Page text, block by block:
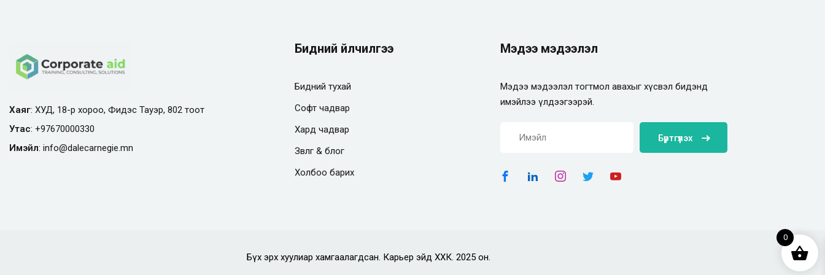
Хаяг: ХУД, 18-р хороо, Фидэс Тауэр, 802 тоот
Утас: +97670000330
Имэйл: info@dalecarnegie.mn
Бидний үйлчилгээ
Бидний тухай
Софт чадвар
Хард чадвар
Зөвлөгөө & блог
Холбоо барих
Мэдээ мэдээлэл
Мэдээ мэдээлэл тогтмол авахыг хүсвэл бидэнд
имэйлээ үлдээгээрэй.
Бүртгүүлэх
Бүх эрх хуулиар хамгаалагдсан. Карьер эйд ХХК. 2025 он.
0